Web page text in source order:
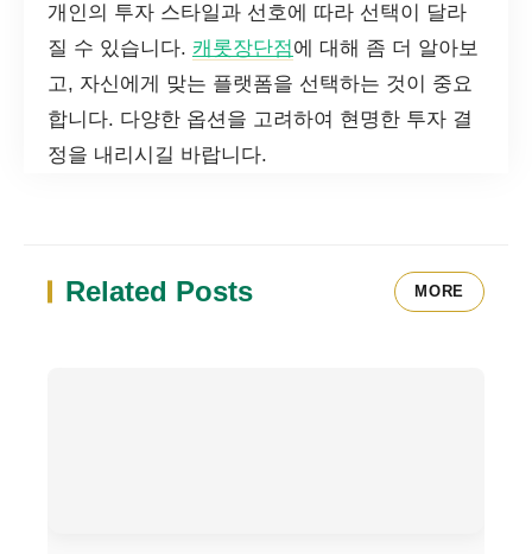
개인의 투자 스타일과 선호에 따라 선택이 달라
질 수 있습니다. 캐롯장단점에 대해 좀 더 알아보
고, 자신에게 맞는 플랫폼을 선택하는 것이 중요
합니다. 다양한 옵션을 고려하여 현명한 투자 결
정을 내리시길 바랍니다.
Related Posts MORE